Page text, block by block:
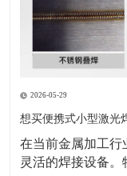
2026-05-29
想买便携式小型激光
在当前金属加工行
灵活的焊接设备